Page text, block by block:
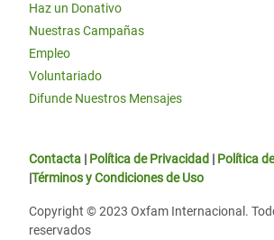
Haz un Donativo
Nuestras Campañas
Empleo
Voluntariado
Difunde Nuestros Mensajes
Contacta | Política de Privacidad | Política
|Términos y Condiciones de Uso
Copyright © 2023 Oxfam Internacional.
reservados